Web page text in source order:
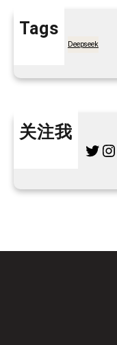
Tags
Deepseek
关注我
Twitter Instagram